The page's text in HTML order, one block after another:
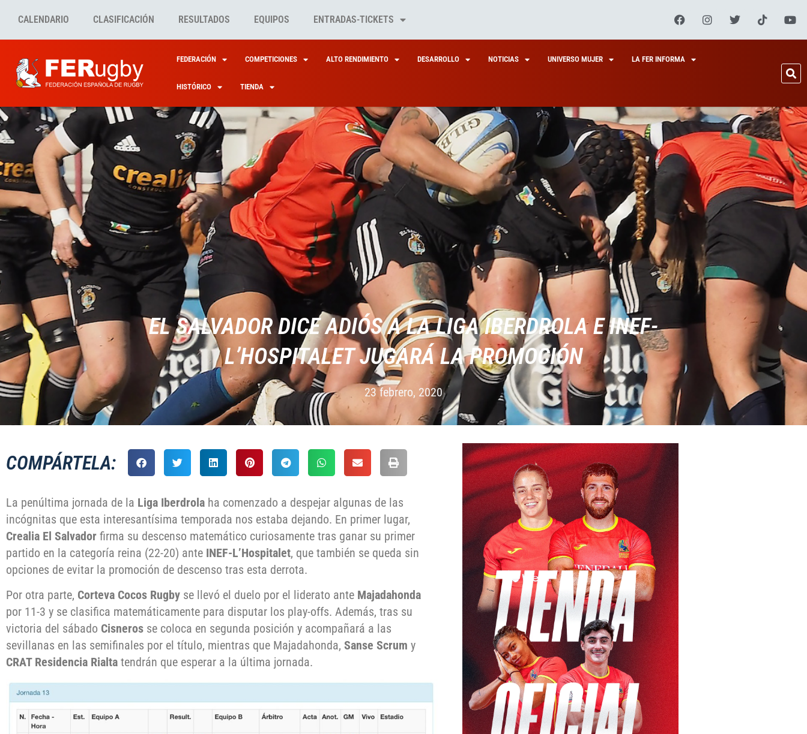
CALENDARIO CLASIFICACIÓN RESULTADOS EQUIPOS ENTRADAS-TICKETS
FEDERACIÓN COMPETICIONES ALTO RENDIMIENTO DESARROLLO NOTICIAS UNIVERSO MUJER LA FER INFORMA
HISTÓRICO TIENDA
EL SALVADOR DICE ADIÓS A LA LIGA IBERDROLA E INEF-
L’HOSPITALET JUGARÁ LA PROMOCIÓN
23 febrero, 2020
COMPÁRTELA:
La penúltima jornada de la Liga Iberdrola ha comenzado a despejar algunas de las
incógnitas que esta interesantísima temporada nos estaba dejando. En primer lugar,
Crealia El Salvador firma su descenso matemático curiosamente tras ganar su primer
partido en la categoría reina (22-20) ante INEF-L’Hospitalet, que también se queda sin
opciones de evitar la promoción de descenso tras esta derrota.
Por otra parte, Corteva Cocos Rugby se llevó el duelo por el liderato ante Majadahonda
por 11-3 y se clasifica matemáticamente para disputar los play-offs. Además, tras su
victoria del sábado Cisneros se coloca en segunda posición y acompañará a las
sevillanas en las semifinales por el título, mientras que Majadahonda, Sanse Scrum y
CRAT Residencia Rialta tendrán que esperar a la última jornada.